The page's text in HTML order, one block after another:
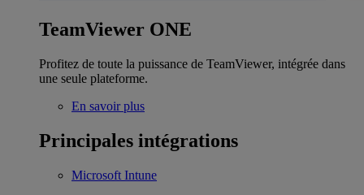
TeamViewer ONE
Profitez de toute la puissance de TeamViewer, intégrée dans
une seule plateforme.
En savoir plus
Principales intégrations
Microsoft Intune